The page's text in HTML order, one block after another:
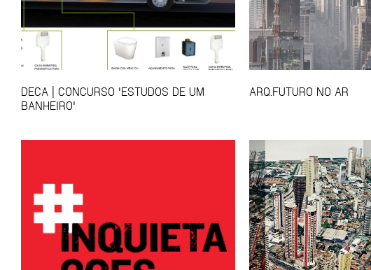
DECA | CONCURSO 'ESTUDOS DE UM
BANHEIRO'
ARQ.FUTURO NO AR